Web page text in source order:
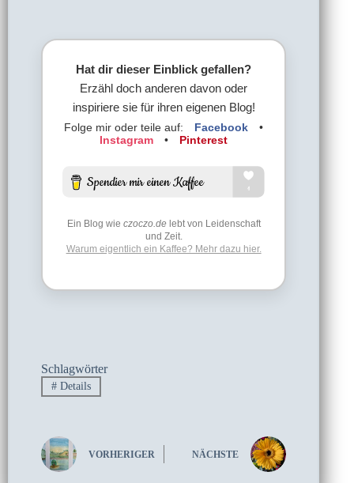
Hat dir dieser Einblick gefallen?
Erzähl doch anderen davon oder
inspiriere sie für ihren eigenen Blog!
Folge mir oder teile auf: Facebook
•
Instagram
• Pinterest
Ein Blog wie czoczo.delebt von Leidenschaft
und Zeit.
Warum eigentlich ein Kaffee? Mehr dazu hier.
Schlagwörter
#Details
VORHERIGER NÄCHSTE